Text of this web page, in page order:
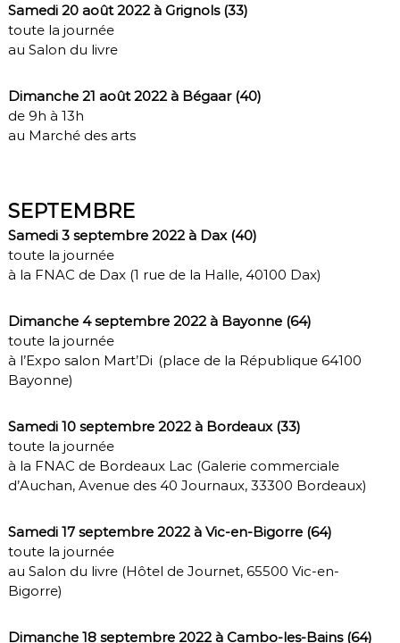
Samedi 20 août 2022 à Grignols (33)
toute la journée
au Salon du livre
Dimanche 21 août 2022 à Bégaar (40)
de 9h à 13h
au Marché des arts
SEPTEMBRE
Samedi 3 septembre 2022 à Dax (40)
toute la journée
à la FNAC de Dax (1 rue de la Halle, 40100 Dax)
Dimanche 4 septembre 2022 à Bayonne (64)
toute la journée
à l’Expo salon Mart’Di (place de la République 64100
Bayonne)
Samedi 10 septembre 2022 à Bordeaux (33)
toute la journée
à la FNAC de Bordeaux Lac (Galerie commerciale
d’Auchan, Avenue des 40 Journaux, 33300 Bordeaux)
Samedi 17 septembre 2022 à Vic-en-Bigorre (64)
toute la journée
au Salon du livre (Hôtel de Journet, 65500 Vic-en-
Bigorre)
Dimanche 18 septembre 2022 à Cambo-les-Bains (64)